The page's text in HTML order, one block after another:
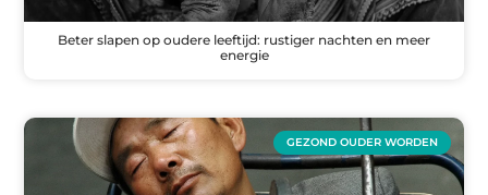
Beter slapen op oudere leeftijd: rustiger nachten en meer
energie
GEZOND OUDER WORDEN